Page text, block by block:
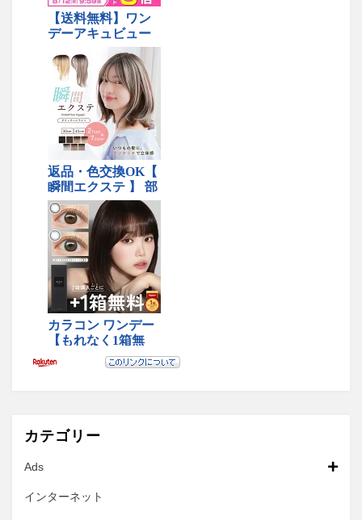
カテゴリー
Ads
インターネット